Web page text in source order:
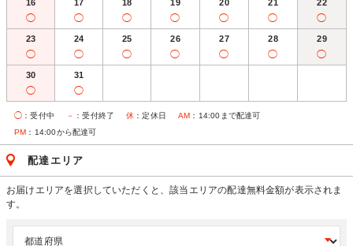
16
◯
17
◯
18
◯
19
◯
20
◯
21
◯
22
◯
23
◯
24
◯
25
◯
26
◯
27
◯
28
◯
29
◯
30
◯
31
◯
◯ ：受付中 － ：受付終了 休 ：定休日 AM ：14:00まで配達可
PM ：14:00から配達可
配達エリア
お届けエリアを選択していただくと、該当エリアの配達無料金額が表示されま
す。